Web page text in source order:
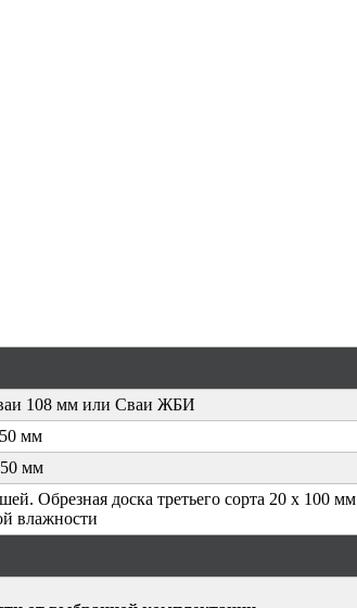
108 мм или Сваи ЖБИ
мм
мм
Обрезная доска третьего сорта 20 x 100
влажности